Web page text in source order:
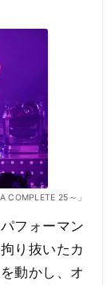
25～」
フォーマン
り抜いたカ
動かし、オ